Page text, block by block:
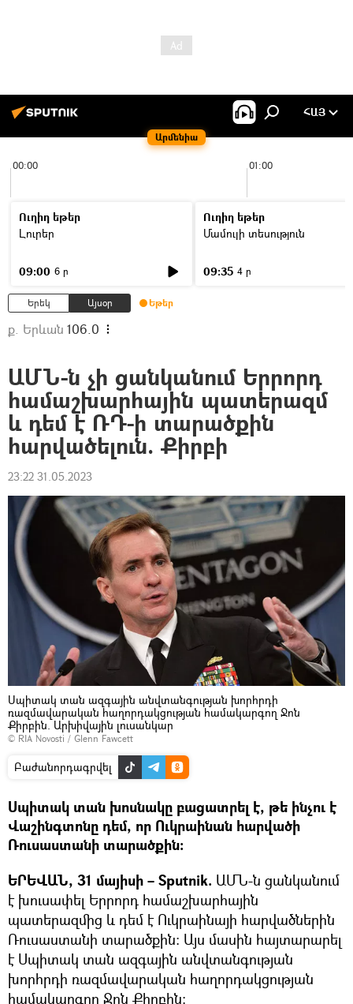
Արմենիա
ՀԱՅ
00:00 01:00
Ուղիղ եթեր
Լուրեր
09:00 6 ր
Ուղիղ եթեր
Մամուլի տեսություն
09:35 4 ր
Երեկ Այսօր Եթեր
ք. Երևան 106.0
ԱՄՆ-ն չի ցանկանում Երրորդ
համաշխարհային պատերազմ
և դեմ է ՌԴ-ի տարածքին
հարվածելուն. Քիրբի
23:22 31.05.2023
Սպիտակ տան ազգային անվտանգության խորհրդի
ռազմավարական հաղորդակցության համակարգող Ջոն
Քիրբին. Արխիվային լուսանկար
© RIA Novosti / Glenn Fawcett
Բաժանորդագրվել
Սպիտակ տան խոսնակը բացատրել է, թե ինչու է
Վաշինգտոնը դեմ, որ Ուկրաինան հարվածի
Ռուսաստանի տարածքին։
ԵՐԵՎԱՆ, 31 մայիսի – Sputnik. ԱՄՆ-ն ցանկանում
է խուսափել Երրորդ համաշխարհային
պատերազմից և դեմ է Ուկրաինայի հարվածներին
Ռուսաստանի տարածքին։ Այս մասին հայտարարել
է Սպիտակ տան ազգային անվտանգության
խորհրդի ռազմավարական հաղորդակցության
համակարգող Ջոն Քիրբին։